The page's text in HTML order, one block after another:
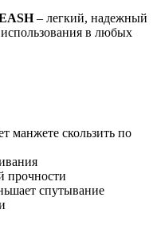
– легкий, надежный
в любых
манжете скользить по
прочности
спутывание